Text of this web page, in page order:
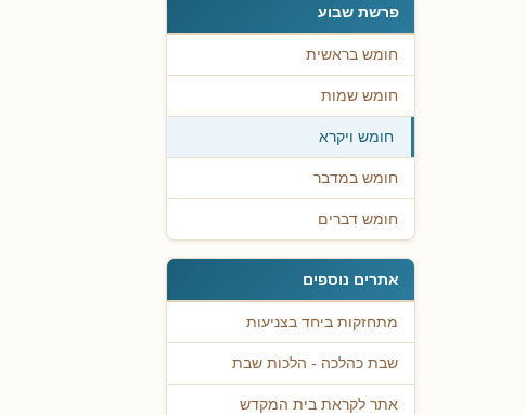
פרשת שבוע
חומש בראשית
חומש שמות
חומש ויקרא
חומש במדבר
חומש דברים
אתרים נוספים
מתחזקות ביחד בצניעות
שבת כהלכה - הלכות שבת
אתר לקראת בית המקדש